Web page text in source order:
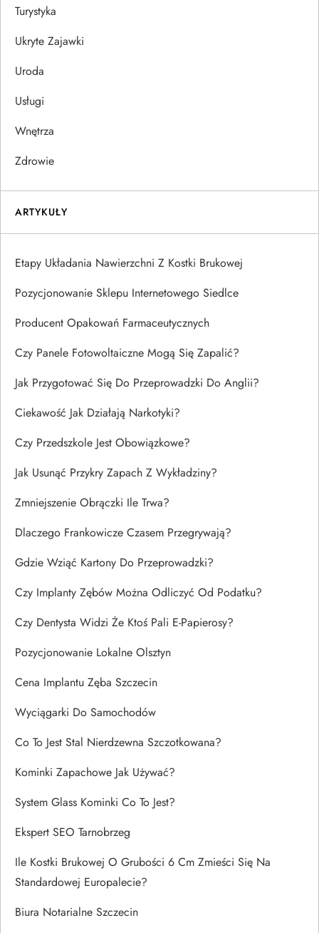
Turystyka
Ukryte Zajawki
Uroda
Usługi
Wnętrza
Zdrowie
ARTYKUŁY
Etapy Układania Nawierzchni Z Kostki Brukowej
Pozycjonowanie Sklepu Internetowego Siedlce
Producent Opakowań Farmaceutycznych
Czy Panele Fotowoltaiczne Mogą Się Zapalić?
Jak Przygotować Się Do Przeprowadzki Do Anglii?
Ciekawość Jak Działają Narkotyki?
Czy Przedszkole Jest Obowiązkowe?
Jak Usunąć Przykry Zapach Z Wykładziny?
Zmniejszenie Obrączki Ile Trwa?
Dlaczego Frankowicze Czasem Przegrywają?
Gdzie Wziąć Kartony Do Przeprowadzki?
Czy Implanty Zębów Można Odliczyć Od Podatku?
Czy Dentysta Widzi Że Ktoś Pali E-Papierosy?
Pozycjonowanie Lokalne Olsztyn
Cena Implantu Zęba Szczecin
Wyciągarki Do Samochodów
Co To Jest Stal Nierdzewna Szczotkowana?
Kominki Zapachowe Jak Używać?
System Glass Kominki Co To Jest?
Ekspert SEO Tarnobrzeg
Ile Kostki Brukowej O Grubości 6 Cm Zmieści Się Na
Standardowej Europalecie?
Biura Notarialne Szczecin